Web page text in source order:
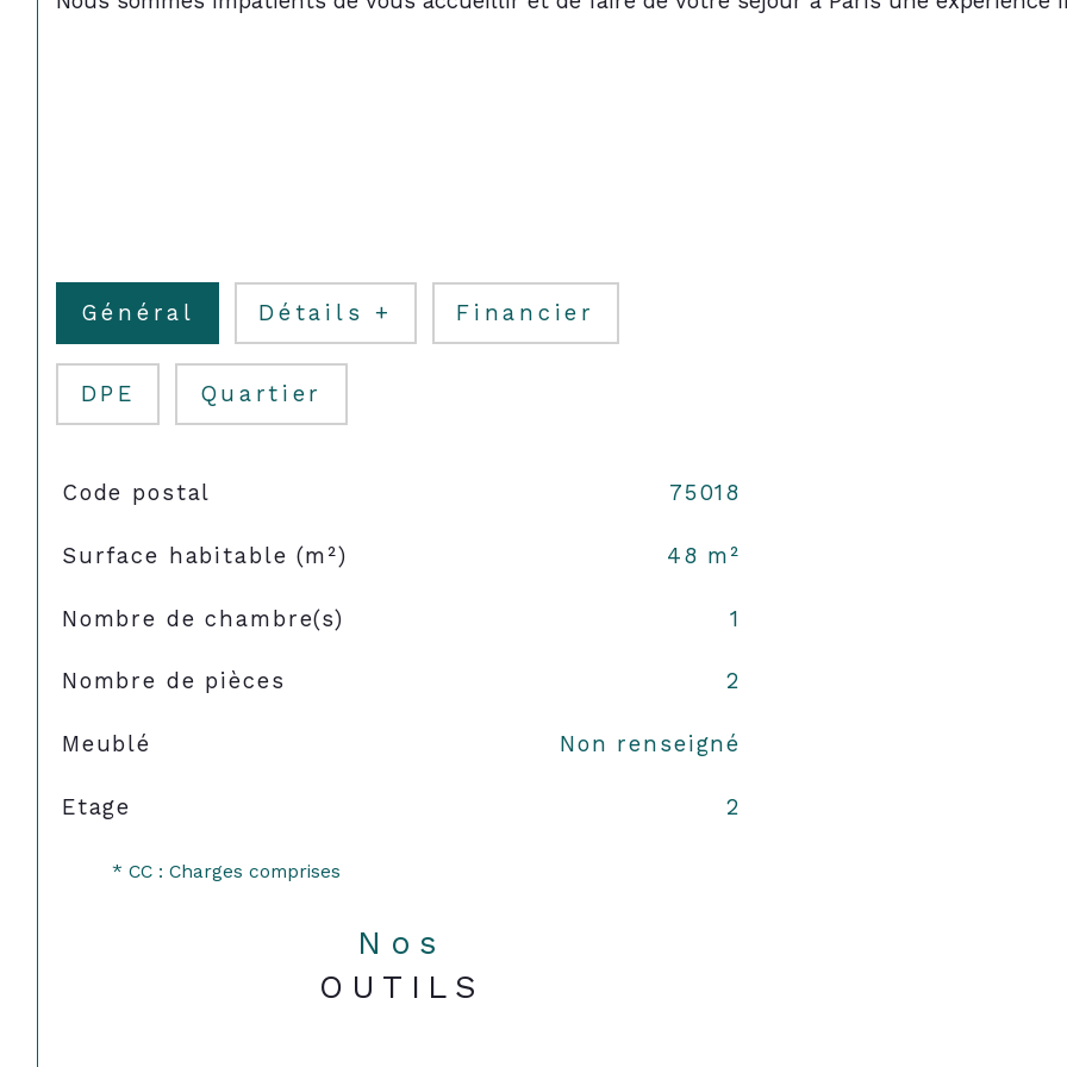
Général Détails + Financier
DPE Quartier
TRAD_SIROCCO_Caracteristique
Code postal 75018
Surface habitable (m²) 48 m²
Nombre de chambre(s) 1
Nombre de pièces 2
Meublé Non renseigné
Etage 2
* CC : Charges comprises
Nos
OUTILS